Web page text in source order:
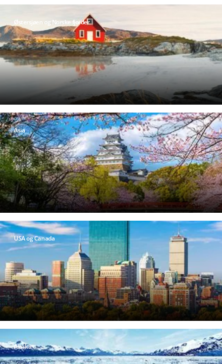
Østersjøen og Norske fjorder
Asia
USA og Canada
Alaska